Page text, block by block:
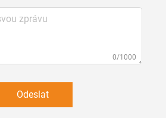
0/1000
Odeslat